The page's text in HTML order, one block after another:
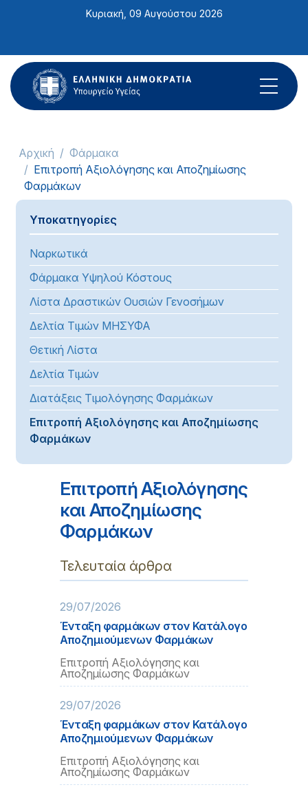
ιστότοπος
περιλαμβάνει
ένα
σύστημα
Κυριακή, 09 Αυγούστου 2026
Αρχική
Φάρμακα
Επιτροπή Αξιολόγησης και Αποζημίωσης
Φαρμάκων
Υποκατηγορίες
Ναρκωτικά
Φάρμακα Υψηλού Κόστους
Λίστα Δραστικών Ουσιών Γενοσήμων
Δελτία Τιμών ΜΗΣΥΦΑ
Θετική Λίστα
Δελτία Τιμών
Διατάξεις Τιμολόγησης Φαρμάκων
Επιτροπή Αξιολόγησης και Αποζημίωσης
Φαρμάκων
Επιτροπή Αξιολόγησης
και Αποζημίωσης
Φαρμάκων
Τελευταία άρθρα
29/07/2026
Ένταξη φαρμάκων στον Κατάλογο
Αποζημιούμενων Φαρμάκων
Επιτροπή Αξιολόγησης και
Αποζημίωσης Φαρμάκων
29/07/2026
Ένταξη φαρμάκων στον Κατάλογο
Αποζημιούμενων Φαρμάκων
Επιτροπή Αξιολόγησης και
Αποζημίωσης Φαρμάκων